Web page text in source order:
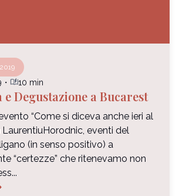
2019
・ auto_stories10 min
e Degustazione a Bucarest
“Come si diceva anche ieri al
eventi del
(in senso positivo) a
“certezze” che ritenevamo non